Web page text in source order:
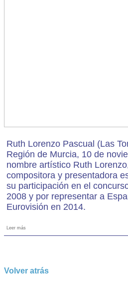
Ruth Lorenzo Pascual (Las
Región de Murcia, 10 de
nombre artístico Ruth
compositora y presentadora
su participación en el
2008 y por representar a
Eurovisión en 2014.
Leer más
Volver atrás